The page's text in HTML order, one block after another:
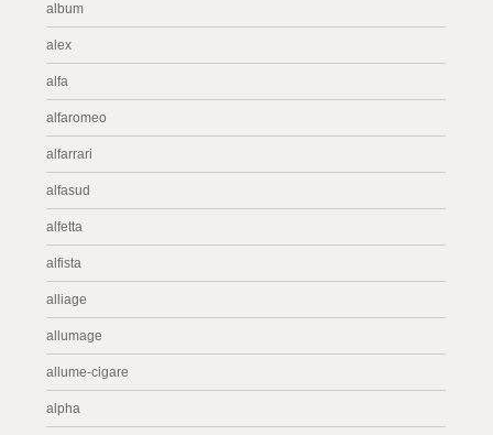
album
alex
alfa
alfaromeo
alfarrari
alfasud
alfetta
alfista
alliage
allumage
allume-cigare
alpha